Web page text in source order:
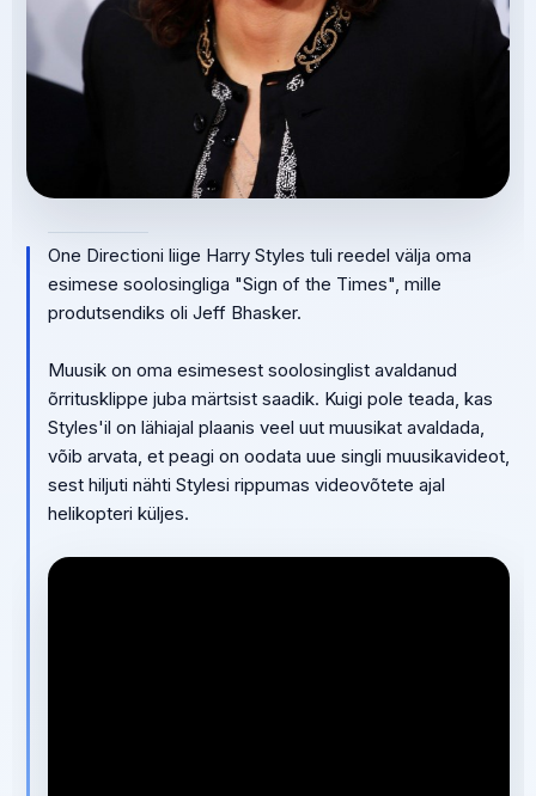
One Directioni liige Harry Styles tuli reedel välja oma
esimese soolosingliga "Sign of the Times", mille
produtsendiks oli Jeff Bhasker.
Muusik on oma esimesest soolosinglist avaldanud
õrritusklippe juba märtsist saadik. Kuigi pole teada, kas
Styles'il on lähiajal plaanis veel uut muusikat avaldada,
võib arvata, et peagi on oodata uue singli muusikavideot,
sest hiljuti nähti Stylesi rippumas videovõtete ajal
helikopteri küljes.